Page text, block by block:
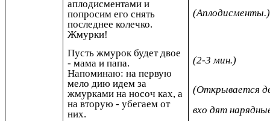
аплодисментами и
попросим его снять
последнее колечко.
Жмурки!
Пусть жмурок будет двое
- мама и папа.
Напоминаю: на первую
мело дию идем за
жмурками на носоч ках, а
на вторую - убегаем от
них.
(Аплодисменты.)
(2-3 мин.)
(Открывается
вхо дят